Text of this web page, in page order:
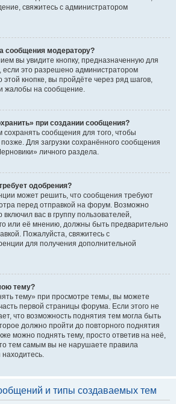
свяжитесь с администратором
сообщения модератору?
вы увидите кнопку, предназначенную для
если это разрешено администратором
кнопке, вы пройдёте через ряд шагов,
жалобы на сообщение.
при создании сообщения?
сохранять сообщения для того, чтобы
Для загрузки сохранённого сообщения
личного раздела.
одобрения?
может решить, что сообщения требуют
перед отправкой на форум. Возможно
вас в группу пользователей,
или её мнению, должны быть предварительно
Пожалуйста, свяжитесь с
для получения дополнительной
тему?
тему» при просмотре темы, вы можете
первой страницы форума. Если этого не
что возможность поднятия тем могла быть
должно пройти до повторного поднятия
можно поднять тему, просто ответив на неё,
тем самым вы не нарушаете правила
и типы создаваемых тем